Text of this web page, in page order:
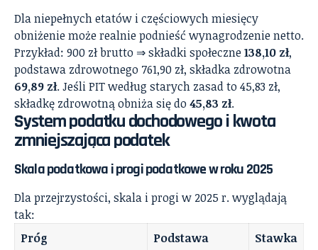
Dla niepełnych etatów i częściowych miesięcy
obniżenie może realnie podnieść wynagrodzenie netto.
Przykład: 900 zł brutto ⇒ składki społeczne138,10 zł,
podstawa zdrowotnego 761,90 zł, składka zdrowotna
69,89 zł. Jeśli PIT według starych zasad to 45,83 zł,
składkę zdrowotną obniża się do 45,83 zł.
System podatku dochodowego i kwota
zmniejszająca podatek
Skala podatkowa i progi podatkowe w roku 2025
Dla przejrzystości, skala i progi w 2025 r. wyglądają
tak:
Próg
Podstawa
Stawka